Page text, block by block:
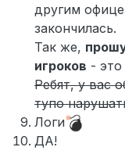
другим
закончилась.
Так же,
игроков -
Ребят, у вас
тупо
Логи
ДА!